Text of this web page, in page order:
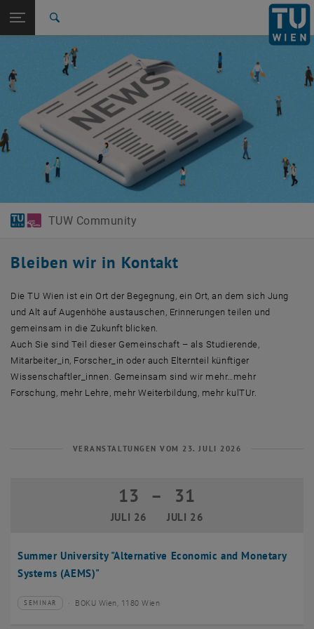
TU Login
Quicklinks
Quicklinks-Menü umschalten
Studium
International
Karriere
Zur 1. Menü Ebene
TUW Community
Zurück: Subseiten von TUW Community auflisten
Zurück zur letzten Ebene:
TUW Community
News & Events
TUW Community
Bleiben wir in Kontakt
Die TU Wien ist ein Ort der Begegnung, ein Ort, an dem sich Jung
und Alt auf Augenhöhe austauschen, Erinnerungen teilen und
gemeinsam in die Zukunft blicken.
Auch Sie sind Teil dieser Gemeinschaft – als Studierende,
Mitarbeiter_in, Forscher_in oder auch Elternteil künftiger
Wissenschaftler_innen. Gemeinsam sind wir mehr…mehr
Forschung, mehr Lehre, mehr Weiterbildung, mehr kulTUr.
VERANSTALTUNGEN VOM 23. JULI 2026
Summer University "Alternative Economic and Monetary
Systems (AEMS)"
13
JULI 26
13 Juli 2026 bis 31 Juli 2026
– 31
JULI 26
Veranstaltungstyp:
SEMINAR
Veranstaltungsort:BOKU Wien, 1180 Wien